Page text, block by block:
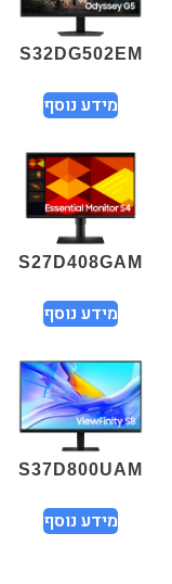
S32DG502EM
מידע נוסף
S27D408GAM
מידע נוסף
S37D800UAM
מידע נוסף